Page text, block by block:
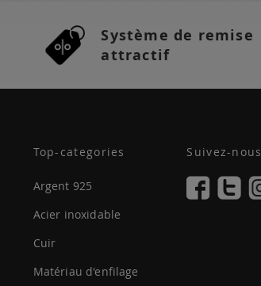
Système de remise
attractif
Top-categories
Argent 925
Acier inoxidable
Cuir
Matériau d'enfilage
Suivez-nous